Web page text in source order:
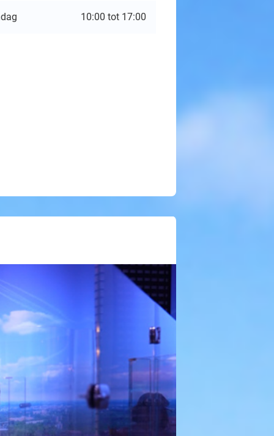
10:00 tot 17:00